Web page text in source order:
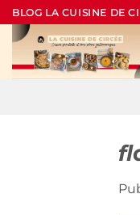
Passer
au
contenu
BLOG LA CUISINE DE